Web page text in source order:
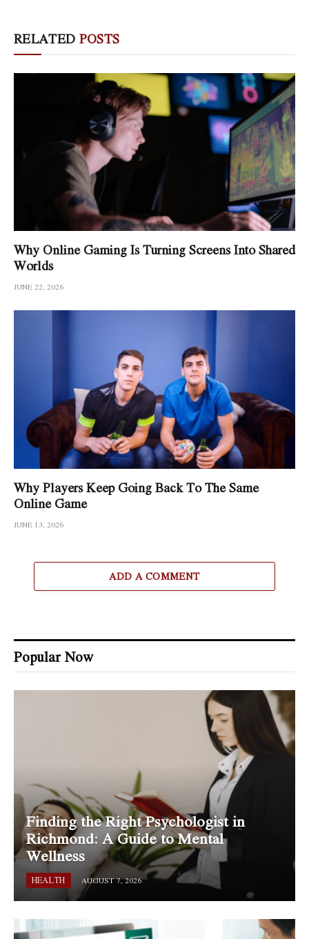
RELATED POSTS
Why Online Gaming Is Turning Screens Into Shared
Worlds
JUNE 22, 2026
Why Players Keep Going Back To The Same
Online Game
JUNE 13, 2026
ADD A COMMENT
Popular Now
Finding the Right Psychologist in
Richmond: A Guide to Mental
Wellness
HEALTH AUGUST 7, 2026